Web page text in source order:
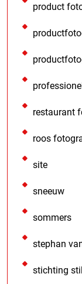
product
restaurant
roos
site
sneeuw
sommers
stephan
stichting